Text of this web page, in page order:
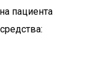
пациента